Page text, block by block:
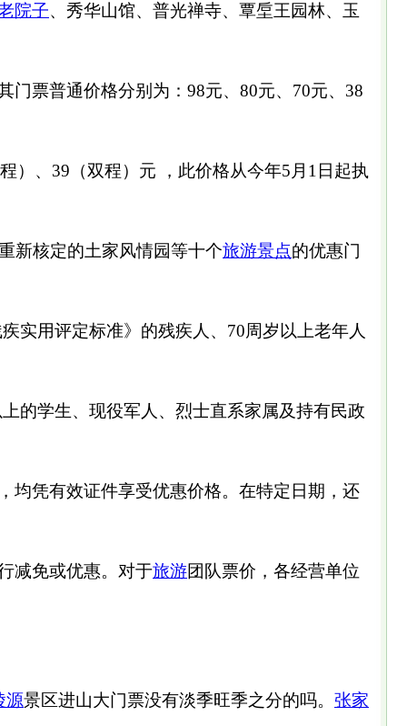
院子、秀华山馆、普光禅寺、覃垕王园林、玉
门票普通价格分别为：98元、80元、70元、38
）、39（双程）元 ，此价格从今年5月1日起执
新核定的土家风情园等十个旅游景点的优惠门
实用评定标准》的残疾人、70周岁以上老年人
的学生、现役军人、烈士直系家属及持有民政
均凭有效证件享受优惠价格。在特定日期，还
减免或优惠。对于旅游团队票价，各经营单位
源景区进山大门票没有淡季旺季之分的吗。 张家